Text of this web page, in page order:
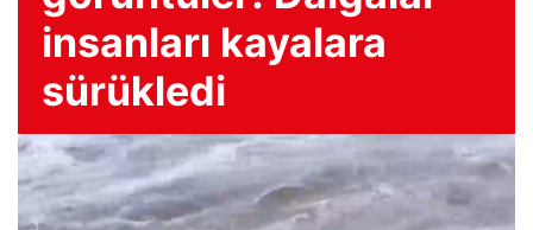
insanları kayalara
sürükledi